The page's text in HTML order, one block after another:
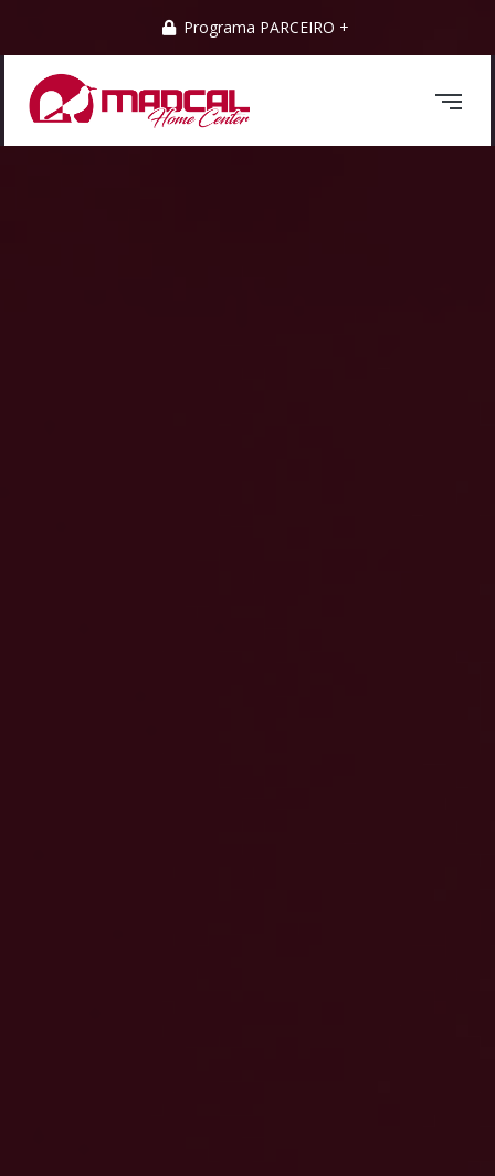
Programa PARCEIRO +